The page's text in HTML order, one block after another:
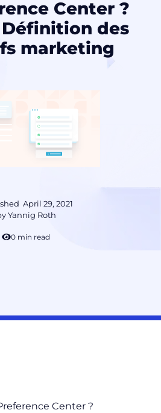
Center ?
Définition des
marketing
April 29, 2021
Yannig Roth
10 min read
Center ?